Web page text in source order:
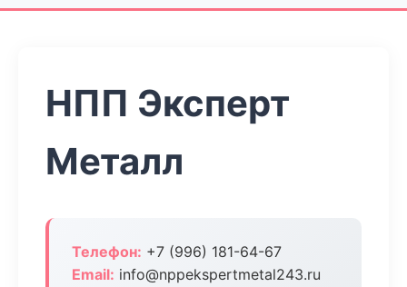
НПП Эксперт
Металл
Телефон: +7 (996) 181-64-67
Email: info@nppekspertmetal243.ru